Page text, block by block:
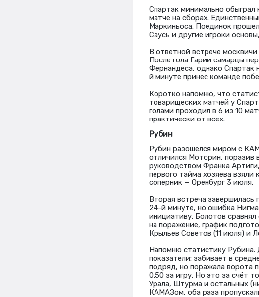
Спартак минимально
матче на сборах.
Маркиньоса. Поединок
Саусь и другие игроки
В ответной встрече
После гола Гарии самарцы
Фернандеса, однако Спартак
й минуте принес команде
Коротко напомню, что
товарищеских матчей у
голами проходил в 6 из 10
практически от всех.
Рубин
Рубин разошелся миром с
отличился Моторин, поразив
руководством Франка
первого тайма хозяева
соперник — Оренбург 3 июля.
Вторая встреча завершилась
24-й минуте, но ошибка
инициативу. Болотов
на поражение, график
Крыльев Советов (11 июля) и
Напомню статистику Рубина.
показатели: забивает в
подряд, но поражала ворота
0.50 за игру. Но это за счёт
Урала, Штурма и остальных
КАМАЗом, оба раза